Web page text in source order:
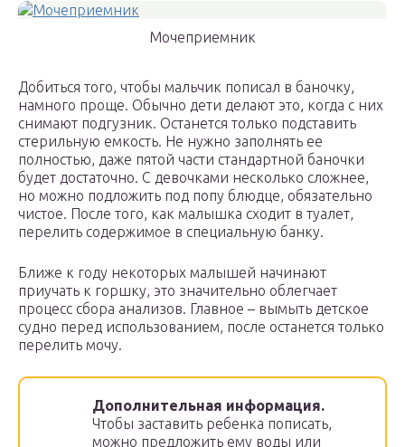
Мочеприемник
Добиться того, чтобы мальчик пописал в баночку,
намного проще. Обычно дети делают это, когда с них
снимают подгузник. Останется только подставить
стерильную емкость. Не нужно заполнять ее
полностью, даже пятой части стандартной баночки
будет достаточно. С девочками несколько сложнее,
но можно подложить под попу блюдце, обязательно
чистое. После того, как малышка сходит в туалет,
перелить содержимое в специальную банку.
Ближе к году некоторых малышей начинают
приучать к горшку, это значительно облегчает
процесс сбора анализов. Главное – вымыть детское
судно перед использованием, после останется только
перелить мочу.
Дополнительная информация.
Чтобы заставить ребенка пописать,
можно предложить ему воды или